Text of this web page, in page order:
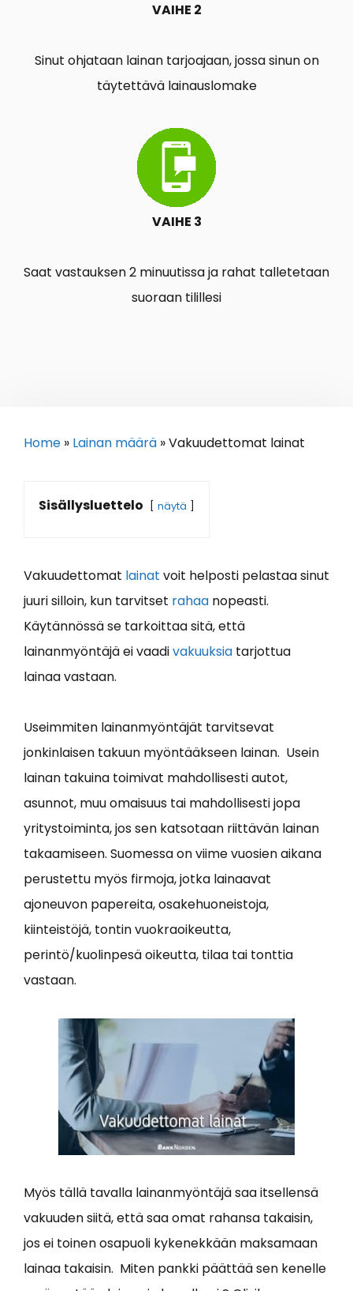
VAIHE 2
Sinut ohjataan lainan tarjoajaan, jossa sinun on
täytettävä lainauslomake
VAIHE 3
Saat vastauksen 2 minuutissa ja rahat talletetaan
suoraan tilillesi
Home » Lainan määrä »Vakuudettomat lainat
Sisällysluettelo näytä
Vakuudettomat lainat voit helposti pelastaa sinut
juuri silloin, kun tarvitset rahaa nopeasti.
Käytännössä se tarkoittaa sitä, että
lainanmyöntäjä ei vaadivakuuksia tarjottua
lainaa vastaan.
Useimmiten lainanmyöntäjät tarvitsevat
jonkinlaisen takuun myöntääkseen lainan. Usein
lainan takuina toimivat mahdollisesti autot,
asunnot, muu omaisuus tai mahdollisesti jopa
yritystoiminta, jos sen katsotaan riittävän lainan
takaamiseen. Suomessa on viime vuosien aikana
perustettu myös firmoja, jotka lainaavat
ajoneuvon papereita, osakehuoneistoja,
kiinteistöjä, tontin vuokraoikeutta,
perintö/kuolinpesä oikeutta, tilaa tai tonttia
vastaan.
Myös tällä tavalla lainanmyöntäjä saa itsellensä
vakuuden siitä, että saa omat rahansa takaisin,
jos ei toinen osapuoli kykenekkään maksamaan
lainaa takaisin. Miten pankki päättää sen kenelle